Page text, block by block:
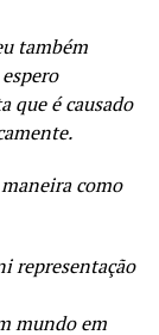
também
que é causado
como
representação
mundo em